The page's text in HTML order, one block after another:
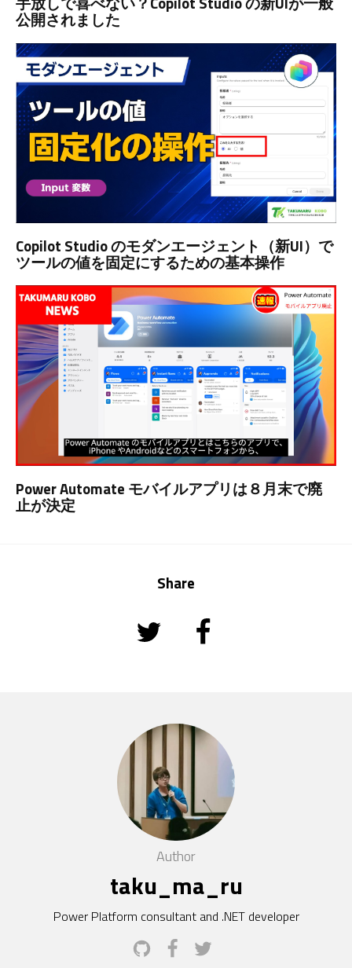
公開されました
Copilot Studio のモダンエージェント（新UI）で
ツールの値を固定にするための基本操作
Power Automate モバイルアプリは８月末で廃
止が決定
Share
Author
taku_ma_ru
Power Platform consultant and .NET developer